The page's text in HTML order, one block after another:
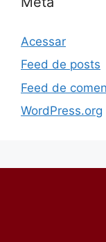
Acessar
Feed de posts
Feed de
WordPress.org